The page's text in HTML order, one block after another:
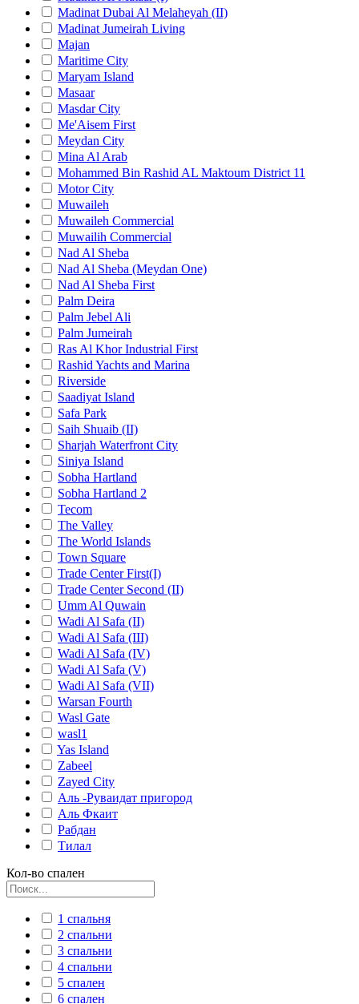
Madinat Dubai Al Melaheyah (II)
Madinat Jumeirah Living
Majan
Maritime City
Maryam Island
Masaar
Masdar City
Me'Aisem First
Meydan City
Mina Al Arab
Mohammed Bin Rashid AL Maktoum District 11
Motor City
Muwaileh
Muwaileh Commercial
Muwailih Commercial
Nad Al Sheba
Nad Al Sheba (Meydan One)
Nad Al Sheba First
Palm Deira
Palm Jebel Ali
Palm Jumeirah
Ras Al Khor Industrial First
Rashid Yachts and Marina
Riverside
Saadiyat Island
Safa Park
Saih Shuaib (II)
Sharjah Waterfront City
Siniya Island
Sobha Hartland
Sobha Hartland 2
Tecom
The Valley
The World Islands
Town Square
Trade Center First(I)
Trade Center Second (II)
Umm Al Quwain
Wadi Al Safa (II)
Wadi Al Safa (III)
Wadi Al Safa (IV)
Wadi Al Safa (V)
Wadi Al Safa (VII)
Warsan Fourth
Wasl Gate
wasl1
Yas Island
Zabeel
Zayed City
Аль -Руваидат пригород
Аль Фкаит
Рабдан
Тилал
Кол-во спален
1 спальня
2 спальни
3 спальни
4 спальни
5 спален
6 спален